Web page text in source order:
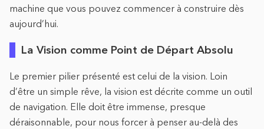
machine que vous pouvez commencer à construire dès
aujourd’hui.
La Vision comme Point de Départ Absolu
Le premier pilier présenté est celui de la vision. Loin
d’être un simple rêve, la vision est décrite comme un outil
de navigation. Elle doit être immense, presque
déraisonnable, pour nous forcer à penser au-delà des